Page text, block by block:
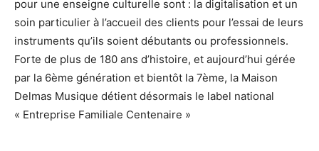
pour une enseigne culturelle sont : la digitalisation et un
soin particulier à l’accueil des clients pour l’essai de leurs
instruments qu’ils soient débutants ou professionnels.
Forte de plus de 180 ans d’histoire, et aujourd’hui gérée
par la 6ème génération et bientôt la 7ème, la Maison
Delmas Musique détient désormais le label national
« Entreprise Familiale Centenaire »